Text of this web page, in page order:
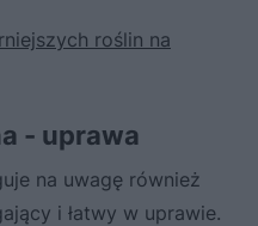
roślin na
- uprawa
na uwagę również
i łatwy w uprawie.